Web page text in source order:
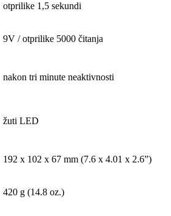
otprilike 1,5 sekundi
9V / otprilike 5000 čitanja
nakon tri minute neaktivnosti
žuti LED
192 x 102 x 67 mm (7.6 x 4.01 x 2.6”)
420 g (14.8 oz.)